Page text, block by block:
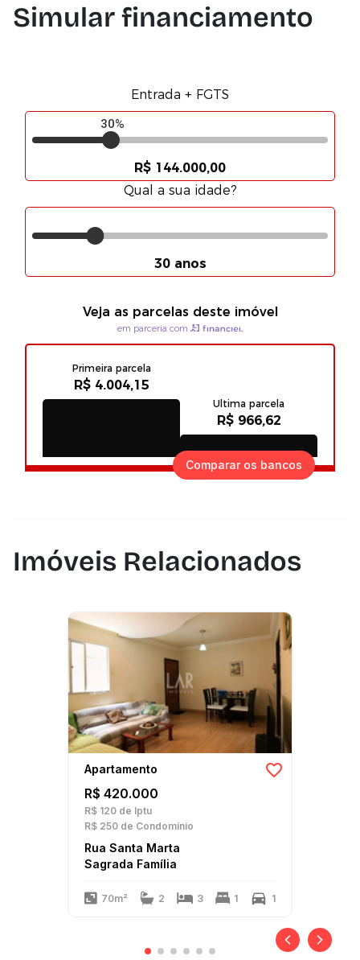
Simular financiamento
Comparar os bancos
Imóveis Relacionados
Apartamento
R$ 420.000
R$ 120 de Iptu
R$ 250 de Condomínio
Rua Santa Marta
Sagrada Família
70m² 2 3 1 1